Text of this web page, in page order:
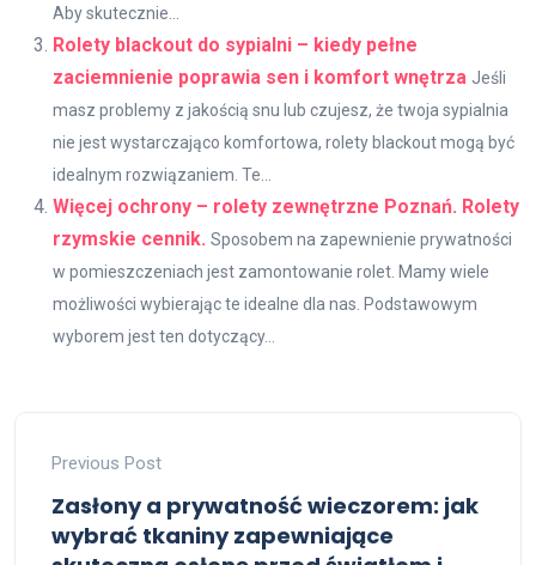
Aby skutecznie...
Rolety blackout do sypialni – kiedy pełne
zaciemnienie poprawia sen i komfort wnętrza Jeśli
masz problemy z jakością snu lub czujesz, że twoja sypialnia
nie jest wystarczająco komfortowa, rolety blackout mogą być
idealnym rozwiązaniem. Te...
Więcej ochrony – rolety zewnętrzne Poznań. Rolety
rzymskie cennik. Sposobem na zapewnienie prywatności
w pomieszczeniach jest zamontowanie rolet. Mamy wiele
możliwości wybierając te idealne dla nas. Podstawowym
wyborem jest ten dotyczący...
Previous Post
Zasłony a prywatność wieczorem: jak
wybrać tkaniny zapewniające